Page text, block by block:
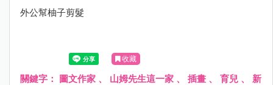
外公幫柚子剪髮
收藏
關鍵字： 圖文作家 、 山姆先生這一家 、 插畫 、 育兒 、 新